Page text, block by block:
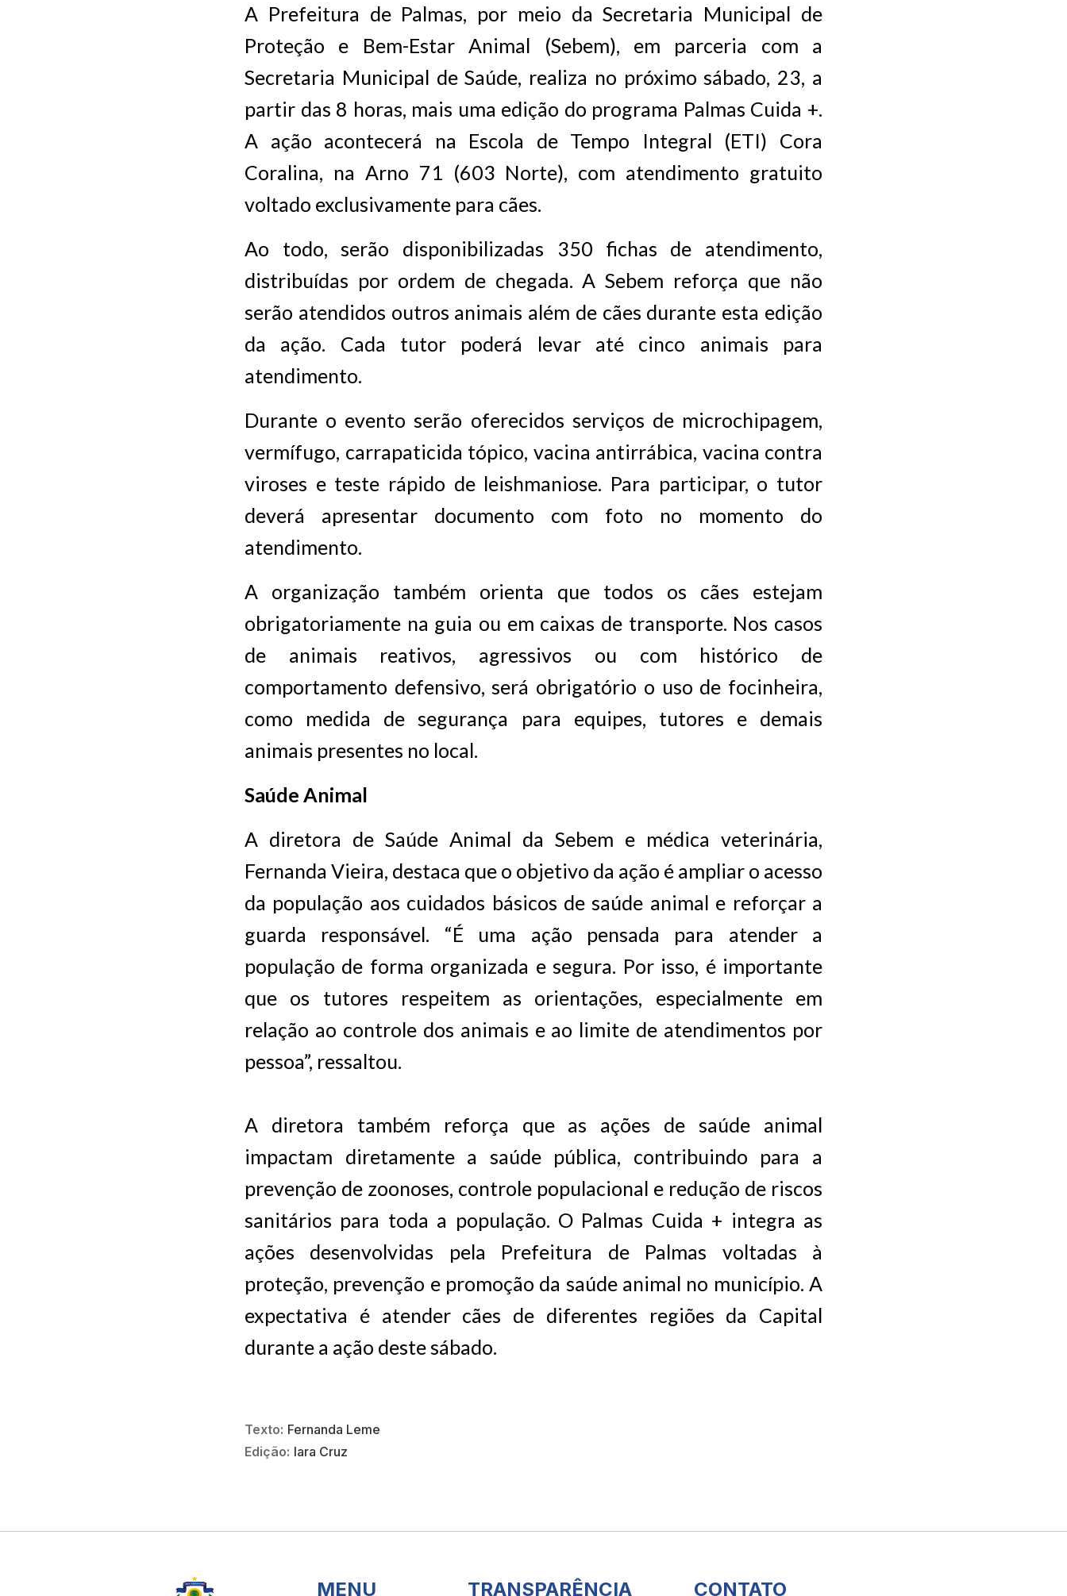
A Prefeitura de Palmas, por meio da Secretaria Municipal de
Proteção e Bem-Estar Animal (Sebem), em parceria com a
Secretaria Municipal de Saúde, realiza no próximo sábado, 23, a
partir das 8 horas, mais uma edição do programa Palmas Cuida +.
A ação acontecerá na Escola de Tempo Integral (ETI) Cora
Coralina, na Arno 71 (603 Norte), com atendimento gratuito
voltado exclusivamente para cães.
Ao todo, serão disponibilizadas 350 fichas de atendimento,
distribuídas por ordem de chegada. A Sebem reforça que não
serão atendidos outros animais além de cães durante esta edição
da ação. Cada tutor poderá levar até cinco animais para
atendimento.
Durante o evento serão oferecidos serviços de microchipagem,
vermífugo, carrapaticida tópico, vacina antirrábica, vacina contra
viroses e teste rápido de leishmaniose. Para participar, o tutor
deverá apresentar documento com foto no momento do
atendimento.
A organização também orienta que todos os cães estejam
obrigatoriamente na guia ou em caixas de transporte. Nos casos
de animais reativos, agressivos ou com histórico de
comportamento defensivo, será obrigatório o uso de focinheira,
como medida de segurança para equipes, tutores e demais
animais presentes no local.
Saúde Animal
A diretora de Saúde Animal da Sebem e médica veterinária,
Fernanda Vieira, destaca que o objetivo da ação é ampliar o acesso
da população aos cuidados básicos de saúde animal e reforçar a
guarda responsável. “É uma ação pensada para atender a
população de forma organizada e segura. Por isso, é importante
que os tutores respeitem as orientações, especialmente em
relação ao controle dos animais e ao limite de atendimentos por
pessoa”, ressaltou.
A diretora também reforça que as ações de saúde animal
impactam diretamente a saúde pública, contribuindo para a
prevenção de zoonoses, controle populacional e redução de riscos
sanitários para toda a população. O Palmas Cuida + integra as
ações desenvolvidas pela Prefeitura de Palmas voltadas à
proteção, prevenção e promoção da saúde animal no município. A
expectativa é atender cães de diferentes regiões da Capital
durante a ação deste sábado.
Texto: Fernanda Leme
Edição: Iara Cruz
MENU TRANSPARÊNCIA CONTATO